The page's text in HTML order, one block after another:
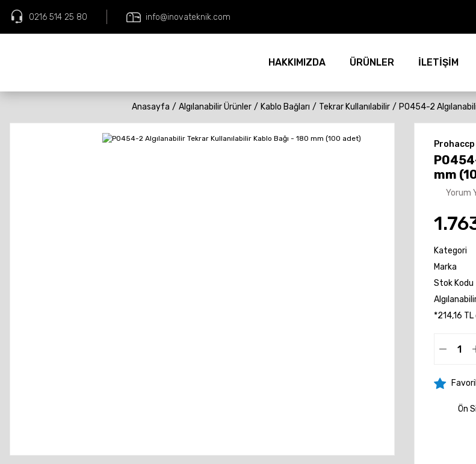
0216 514 25 80 info@inovateknik.com
HAKKIMIZDA ÜRÜNLER İLETİŞİM
Anasayfa Algılanabilir Ürünler Kablo Bağları Tekrar Kullanılabilir P0454-2
Prohaccp
mm
Yorum
Kategori
Marka
Stok Kodu
*214,16
Ön